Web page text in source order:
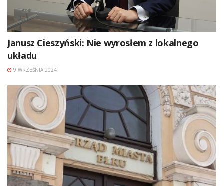
Janusz Cieszyński: Nie wyrosłem z lokalnego
układu
9 WRZEŚNIA 2024